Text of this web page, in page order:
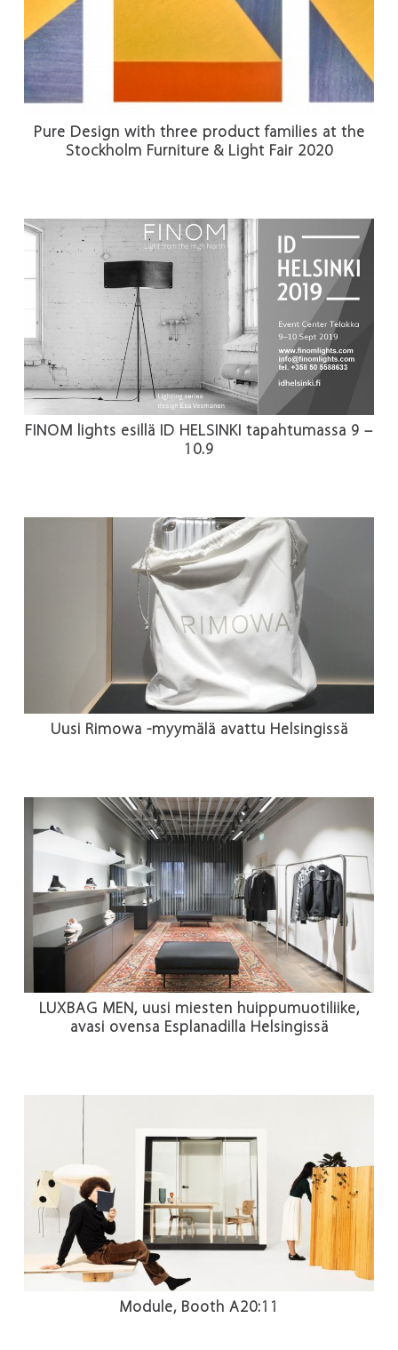
Pure Design with three product families at the
Stockholm Furniture & Light Fair 2020
FINOM lights esillä ID HELSINKI tapahtumassa 9 –
10.9
Uusi Rimowa -myymälä avattu Helsingissä
LUXBAG MEN, uusi miesten huippumuotiliike,
avasi ovensa Esplanadilla Helsingissä
Module, Booth A20:11